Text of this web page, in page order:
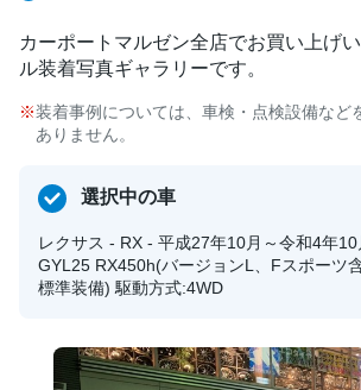
カーポートマルゼン全店でお買い上げ
ル装着写真ギャラリーです。
装着事例については、車検・点検設備など
ありません。
選択中の車
レクサス - RX - 平成27年10月～令和4年
GYL25 RX450h(バージョンL、Fスポーツ
標準装備) 駆動方式:4WD